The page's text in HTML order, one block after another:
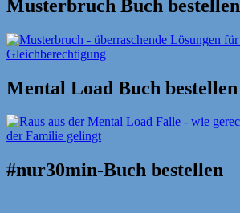
Musterbruch Buch bestellen
Mental Load Buch bestellen
#nur30min-Buch bestellen